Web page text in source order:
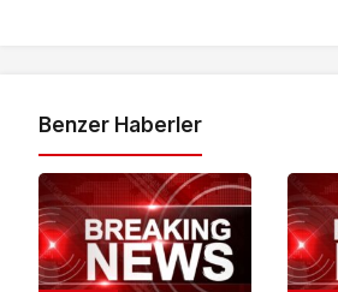
Benzer Haberler